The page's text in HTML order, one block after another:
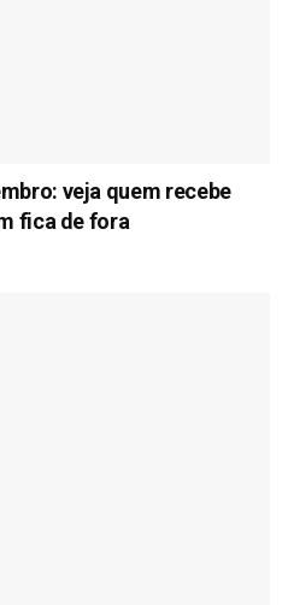
veja quem recebe
fica de fora